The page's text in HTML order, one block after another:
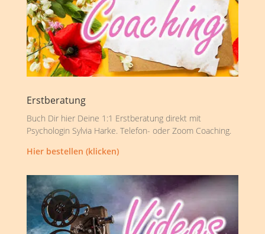
Erstberatung
Buch Dir hier Deine 1:1 Erstberatung direkt mit
Psychologin Sylvia Harke. Telefon- oder Zoom Coaching.
Hier bestellen (klicken)